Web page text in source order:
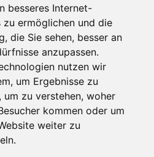
besseres Internet-
zu ermöglichen und die
die Sie sehen, besser an
anzupassen.
nutzen wir
um Ergebnisse zu
um zu verstehen, woher
kommen oder um
weiter zu
wir einen Baum! Mehr lesen